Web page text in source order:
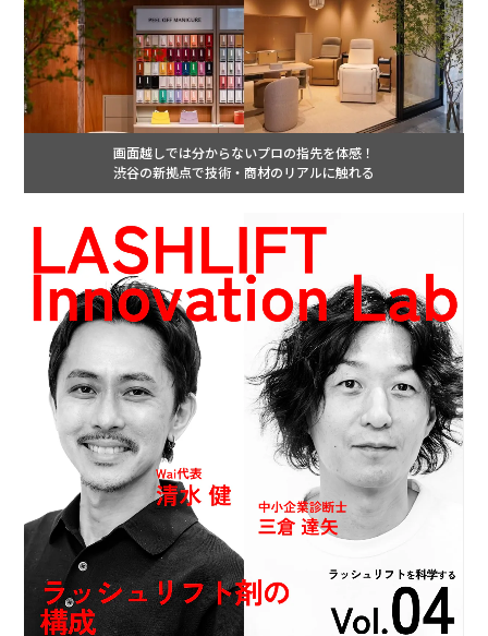
画面越しでは分からないプロの指先を体感！
渋谷の新拠点で技術・商材のリアルに触れる